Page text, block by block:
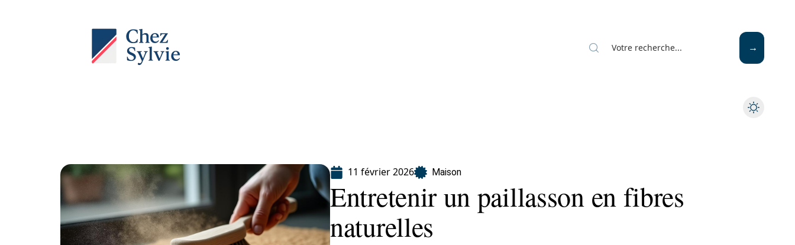
11 février 2026 Maison
Entretenir un paillasson en fibres
naturelles